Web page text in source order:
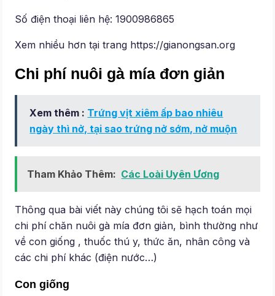
Số điện thoại liên hệ: 1900986865
Xem nhiều hơn tại trang https://gianongsan.org
Chi phí nuôi gà mía đơn giản
Xem thêm : Trứng vịt xiêm ấp bao nhiêu
ngày thì nở, tại sao trứng nở sớm, nở muộn
Tham Khảo Thêm: Các Loài Uyên Ương
Thông qua bài viết này chúng tôi sẽ hạch toán mọi
chi phí chăn nuôi gà mía đơn giản, bình thường như
về con giống , thuốc thú y, thức ăn, nhân công và
các chi phí khác (điện nước…)
Con giống